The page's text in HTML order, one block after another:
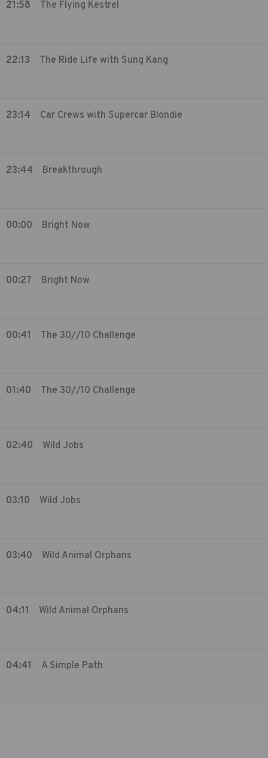
21:58 The Flying Kestrel
22:13 The Ride Life with Sung Kang
23:14 Car Crews with Supercar Blondie
23:44 Breakthrough
00:00 Bright Now
00:27 Bright Now
00:41 The 30//10 Challenge
01:40 The 30//10 Challenge
02:40 Wild Jobs
03:10 Wild Jobs
03:40 Wild Animal Orphans
04:11 Wild Animal Orphans
04:41 A Simple Path